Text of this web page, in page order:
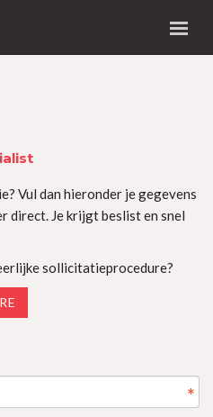
Vul dan hieronder je gegevens
direct. Je krijgt beslist en snel
sollicitatieprocedure?
*